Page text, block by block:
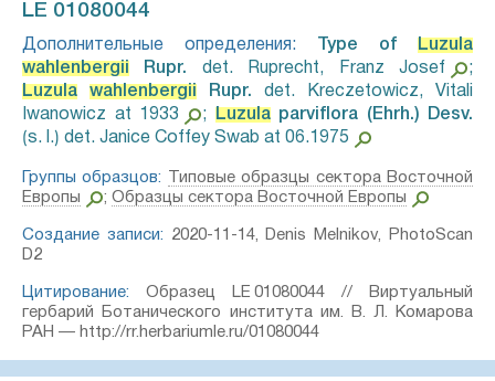
LE 01080044
Дополнительные определения: Type of
Luzula
wahlenbergii
Rupr.⁣ det. Ruprecht, Franz Josef
;
Luzula
wahlenbergii Rupr.⁣ det. Kreczetowicz, Vitali
Iwanowicz at 1933
; Luzulaparviflora (Ehrh.) Desv.⁣
⟮s. l.⟯ det. Janice Coffey Swab at 06.1975
Группы образцов:
Типовые образцы сектора Восточной
Европы
; Образцы сектора Восточной Европы
Создание записи: 2020-11-14, Denis Melnikov, PhotoScan
D2
Цитирование: Образец LE 01080044 // Виртуальный
гербарий Ботанического института им. В. Л. Комарова
РАН — http://rr.herbariumle.ru/01080044